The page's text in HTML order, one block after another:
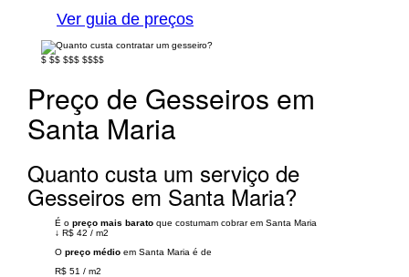
Ver guia de preços
$ $$ $$$ $$$$
Preço de Gesseiros em
Santa Maria
Quanto custa um serviço de
Gesseiros em Santa Maria?
É o preço mais barato que costumam cobrar em Santa Maria
↓ R$ 42 / m2
O preço médio em Santa Maria é de
R$ 51 / m2